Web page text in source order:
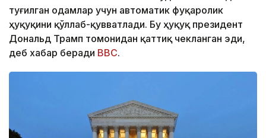
туғилган одамлар учун автоматик фуқаролик
ҳуқуқини қўллаб-қувватлади. Бу ҳуқуқ президент
Дональд Трамп томонидан қаттиқ чекланган эди,
деб хабар беради BBC.